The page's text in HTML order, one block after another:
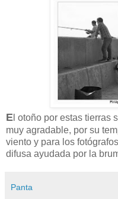
E l otoño por estas tierras
muy agradable, por su
viento y para los
difusa ayudada por la
Panta